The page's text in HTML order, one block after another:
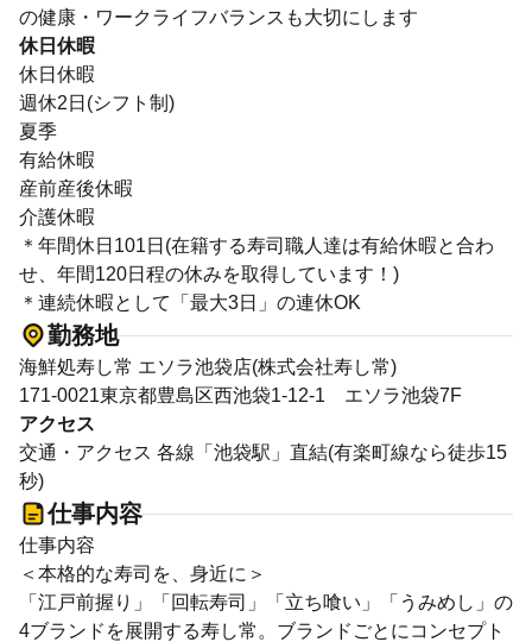
の健康・ワークライフバランスも大切にします
休日休暇
休日休暇
週休2日(シフト制)
夏季
有給休暇
産前産後休暇
介護休暇
＊年間休日101日(在籍する寿司職人達は有給休暇と合わ
せ、年間120日程の休みを取得しています！)
＊連続休暇として「最大3日」の連休OK
勤務地
海鮮処寿し常 エソラ池袋店(株式会社寿し常)
171-0021東京都豊島区西池袋1-12-1 エソラ池袋7F
アクセス
交通・アクセス 各線「池袋駅」直結(有楽町線なら徒歩15
秒)
仕事内容
仕事内容
＜本格的な寿司を、身近に＞
「江戸前握り」「回転寿司」「立ち喰い」「うみめし」の
4ブランドを展開する寿し常。ブランドごとにコンセプト